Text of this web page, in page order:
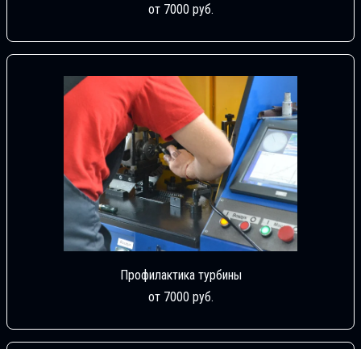
от 7000 руб.
Профилактика турбины
от 7000 руб.